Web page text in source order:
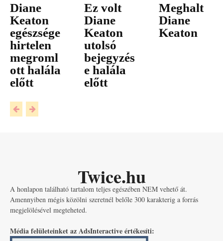
Diane
Keaton
egészsége
hirtelen
megroml
ott halála
előtt
Ez volt
Diane
Keaton
utolsó
bejegyzés
e halála
előtt
Meghalt
Diane
Keaton
Twice.hu
A honlapon található tartalom teljes egészében NEM vehető át.
Amennyiben mégis közölni szeretnél belőle 300 karakterig a forrás
megjelölésével megteheted.
Média felületeinket az AdsInteractive értékesíti: